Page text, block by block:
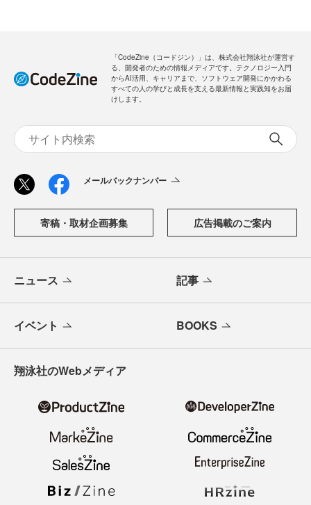
「CodeZine（コードジン）」は、株式会社翔泳社が運営す
る、開発者のための情報メディアです。テクノロジー入門
からAI活用、キャリアまで、ソフトウェア開発にかかわる
すべての人の学びと成長を支える最新情報と実践知をお届
けします。
メールバックナンバー
寄稿・取材企画募集 広告掲載のご案内
ニュース 記事
イベント BOOKS
翔泳社のWebメディア